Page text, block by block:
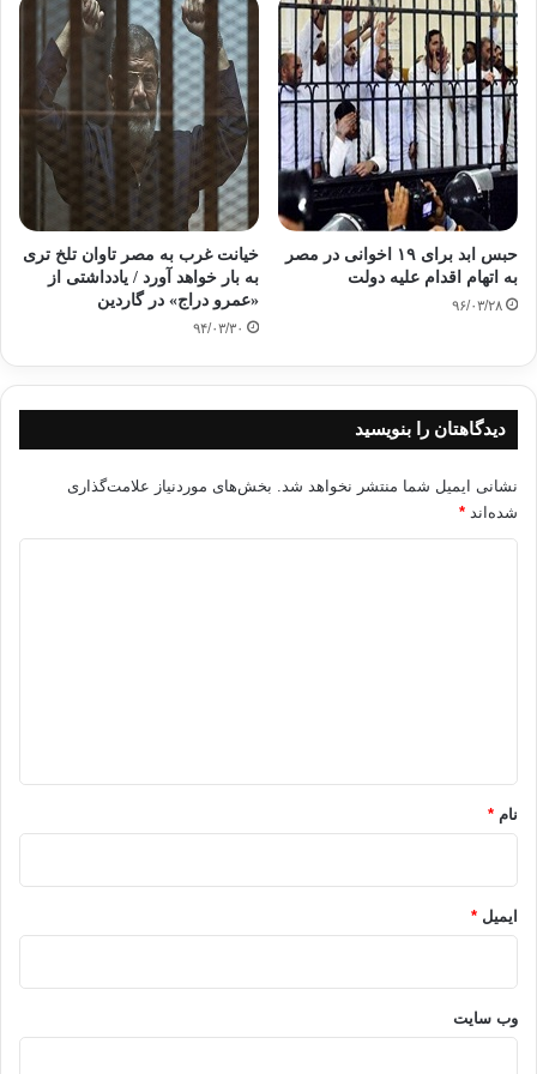
کپی آدرس
حبس ابد برای ۱۹ اخوانی در مصر
به اتهام اقدام علیه دولت
۹۶/۰۳/۲۸
خیانت غرب به مصر تاوان تلخ تری
به بار خواهد آورد / یادداشتی از
«عمرو دراج» در گاردین
۹۴/۰۳/۳۰
دیدگاهتان را بنویسید
نشانی ایمیل شما منتشر نخواهد شد. بخش‌های موردنیاز علامت‌گذاری
شده‌اند *
نام *
ایمیل *
وب‌ سایت